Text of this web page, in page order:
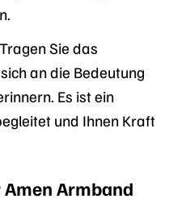
Tragen Sie das
an die Bedeutung
Es ist ein
und Ihnen Kraft
Armband